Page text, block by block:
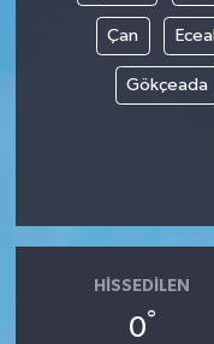
Çan
Gökçeada
HISSEDILEN
0°
İvrindi
KENT
MANŞET